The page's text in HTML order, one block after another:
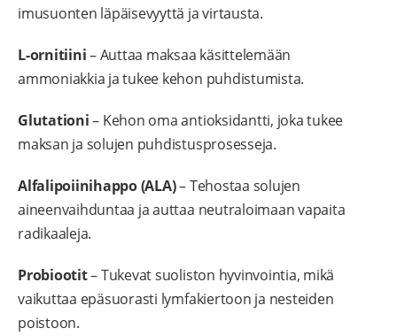
imusuonten läpäisevyyttä ja virtausta.
L-ornitiini– Auttaa maksaa käsittelemään
ammoniakkia ja tukee kehon puhdistumista.
Glutationi– Kehon oma antioksidantti, joka tukee
maksan ja solujen puhdistusprosesseja.
Alfalipoiinihappo (ALA)– Tehostaa solujen
aineenvaihduntaa ja auttaa neutraloimaan vapaita
radikaaleja.
Probiootit– Tukevat suoliston hyvinvointia, mikä
vaikuttaa epäsuorasti lymfakiertoon ja nesteiden
poistoon.